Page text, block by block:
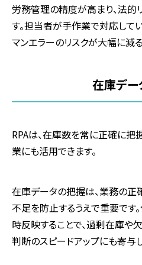
労務管理の精度が高まり、法的
す。担当者が手作業で対応して
マンエラーのリスクが大幅に減る
在庫デー
RPAは、在庫数を常に正確に把
業にも活用できます。
在庫データの把握は、業務の正
不足を防止するうえで重要です
時反映することで、過剰在庫や
判断のスピードアップにも寄与し